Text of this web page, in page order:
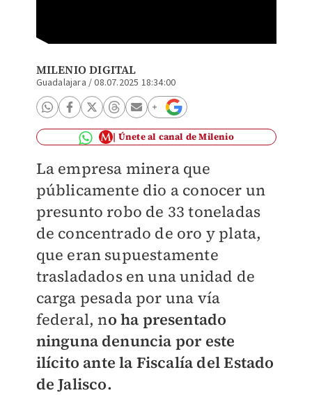
MILENIO DIGITAL
Guadalajara /08.07.2025 18:34:00
Únete al canal de Milenio
La empresa minera que
públicamente dio a conocer un
presunto robo de 33 toneladas
de concentrado de oro y plata,
que eran supuestamente
trasladados en una unidad de
carga pesada por una vía
federal, no ha presentado
ninguna denuncia por este
ilícito ante la Fiscalía del Estado
de Jalisco.